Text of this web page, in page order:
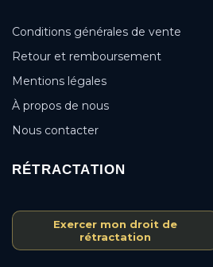
Conditions générales de vente
Retour et remboursement
Mentions légales
À propos de nous
Nous contacter
RÉTRACTATION
Exercer mon droit de
rétractation